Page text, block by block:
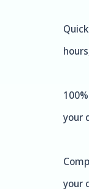
your
your